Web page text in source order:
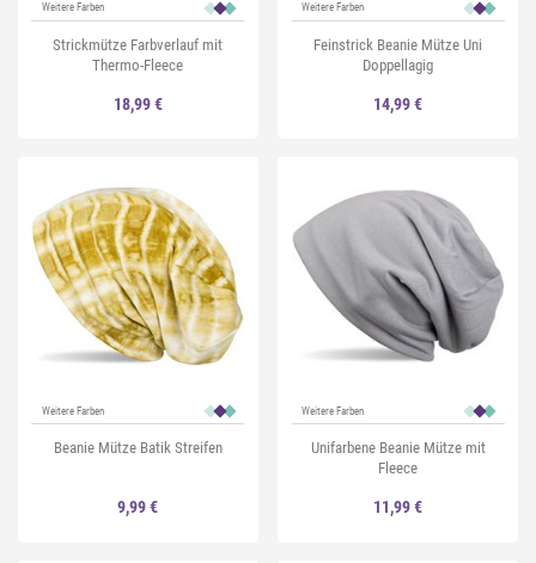
Weitere Farben
Strickmütze Farbverlauf mit
Thermo-Fleece
18,99 €
Weitere Farben
Feinstrick Beanie Mütze Uni
Doppellagig
14,99 €
Weitere Farben
Beanie Mütze Batik Streifen
9,99 €
Weitere Farben
Unifarbene Beanie Mütze mit
Fleece
11,99 €